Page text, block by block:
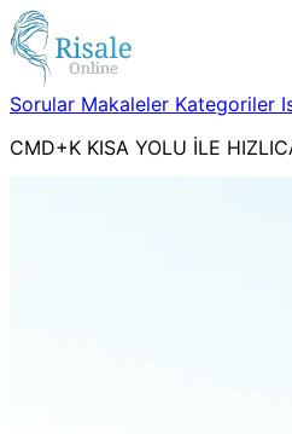
Sorular Makaleler Kategoriler
CMD+K KISA YOLU İLE